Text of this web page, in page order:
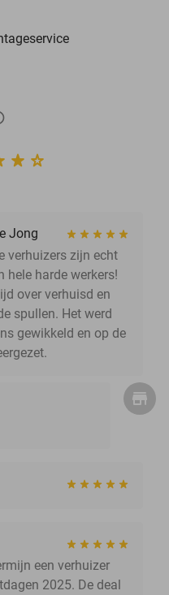
Jong
verhuizers zijn echt
hele harde werkers!
over verhuisd en
spullen. Het werd
gewikkeld en op de
een verhuizer
2025. De deal